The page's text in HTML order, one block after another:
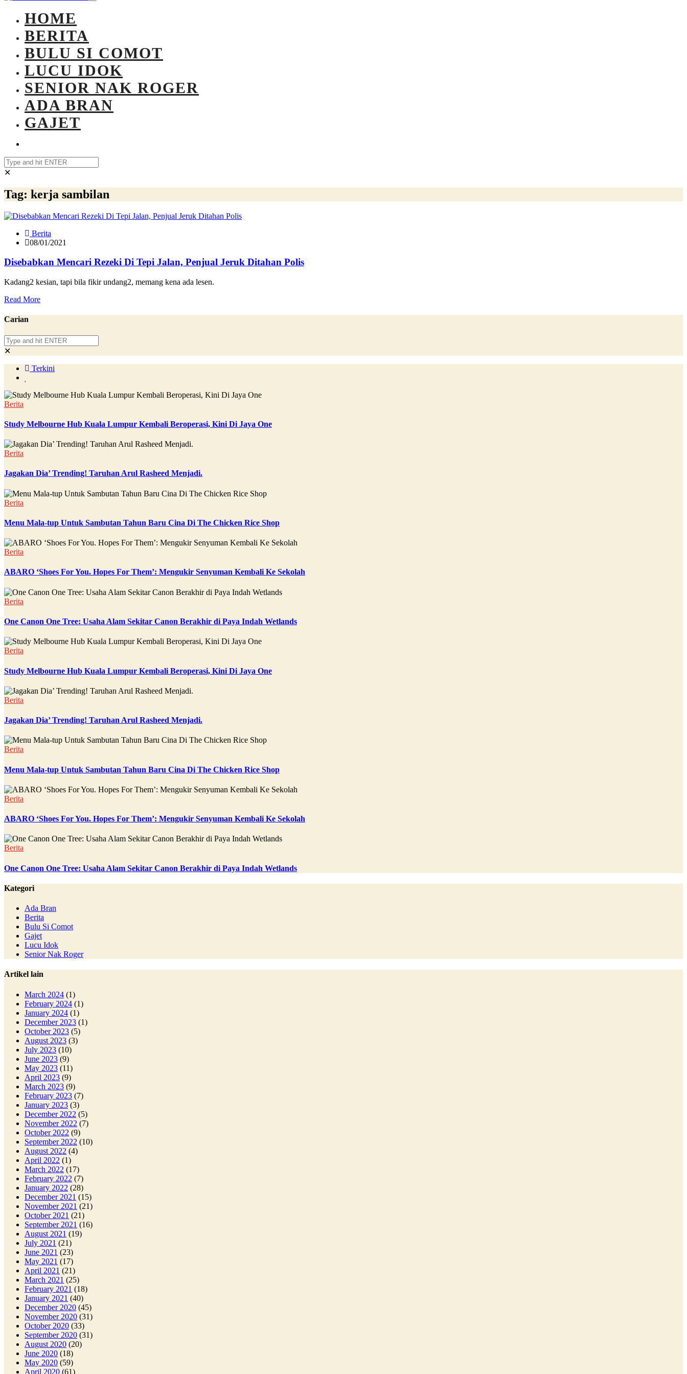
HOME
BERITA
BULU SI COMOT
LUCU IDOK
SENIOR NAK ROGER
ADA BRAN
GAJET
✕
Tag: kerja sambilan
Berita
08/01/2021
Disebabkan Mencari Rezeki Di Tepi Jalan, Penjual Jeruk Ditahan Polis
Kadang2 kesian, tapi bila fikir undang2, memang kena ada lesen.
Read More
Carian
✕
Terkini
Berita
Study Melbourne Hub Kuala Lumpur Kembali Beroperasi, Kini Di Jaya One
Berita
Jagakan Dia’ Trending! Taruhan Arul Rasheed Menjadi.
Berita
Menu Mala-tup Untuk Sambutan Tahun Baru Cina Di The Chicken Rice Shop
Berita
ABARO ‘Shoes For You. Hopes For Them’: Mengukir Senyuman Kembali Ke Sekolah
Berita
One Canon One Tree: Usaha Alam Sekitar Canon Berakhir di Paya Indah Wetlands
Berita
Study Melbourne Hub Kuala Lumpur Kembali Beroperasi, Kini Di Jaya One
Berita
Jagakan Dia’ Trending! Taruhan Arul Rasheed Menjadi.
Berita
Menu Mala-tup Untuk Sambutan Tahun Baru Cina Di The Chicken Rice Shop
Berita
ABARO ‘Shoes For You. Hopes For Them’: Mengukir Senyuman Kembali Ke Sekolah
Berita
One Canon One Tree: Usaha Alam Sekitar Canon Berakhir di Paya Indah Wetlands
Kategori
Ada Bran
Berita
Bulu Si Comot
Gajet
Lucu Idok
Senior Nak Roger
Artikel lain
March 2024 (1)
February 2024 (1)
January 2024 (1)
December 2023 (1)
October 2023 (5)
August 2023 (3)
July 2023 (10)
June 2023 (9)
May 2023 (11)
April 2023 (9)
March 2023 (9)
February 2023 (7)
January 2023 (3)
December 2022 (5)
November 2022 (7)
October 2022 (9)
September 2022 (10)
August 2022 (4)
April 2022 (1)
March 2022 (17)
February 2022 (7)
January 2022 (28)
December 2021 (15)
November 2021 (21)
October 2021 (21)
September 2021 (16)
August 2021 (19)
July 2021 (21)
June 2021 (23)
May 2021 (17)
April 2021 (21)
March 2021 (25)
February 2021 (18)
January 2021 (40)
December 2020 (45)
November 2020 (31)
October 2020 (33)
September 2020 (31)
August 2020 (20)
June 2020 (18)
May 2020 (59)
April 2020 (61)